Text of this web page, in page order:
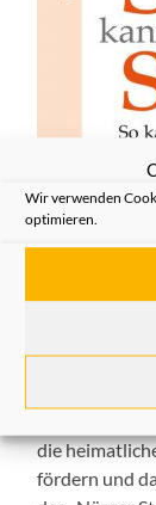
Wir verwenden
optimieren.
Weisheiten
Wie auch
die
fördern und